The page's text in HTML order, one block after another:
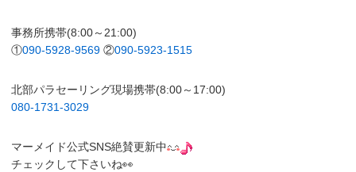
事務所携帯(8:00～21:00)
①090-5928-9569 ②090-5923-1515
北部パラセーリング現場携帯(8:00～17:00)
080-1731-3029
マーメイド公式SNS絶賛更新中
チェックして下さいね👀